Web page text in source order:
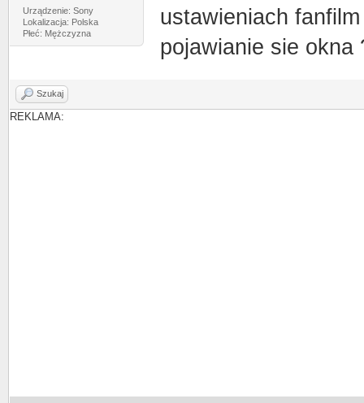
Urządzenie: Sony
Lokalizacja: Polska
Płeć: Mężczyzna
ustawieniach
pojawianie sie okna
Szukaj
REKLAMA: